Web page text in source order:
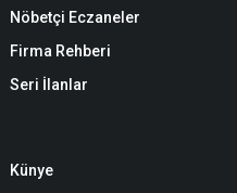
Nöbetçi Eczaneler
Firma Rehberi
Seri İlanlar
Künye